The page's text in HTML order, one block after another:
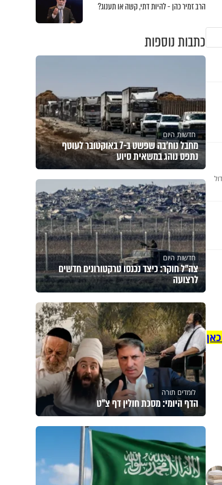
הרב זמיר כהן - להיות דתי, קשה או תענוג?
כתבות נוספות
חדשות היום
מחבל נוח'בה שפשט ב-7 באוקטובר לעוטף
נתפס נוהג במשאית סיוע
חדשות היום
צה"ל חוקר: כיצד נכנסו טרקטורונים חדשים
לרצועה
לומדים תורה
הדף היומי: מסכת חולין דף צ"ט